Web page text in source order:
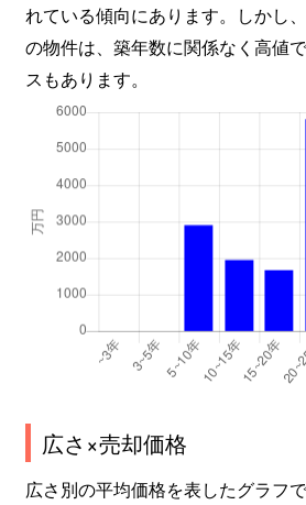
れている傾向にあります。しかし
の物件は、築年数に関係なく高値
スもあります。
広さ×売却価格
広さ別の平均価格を表したグラフで